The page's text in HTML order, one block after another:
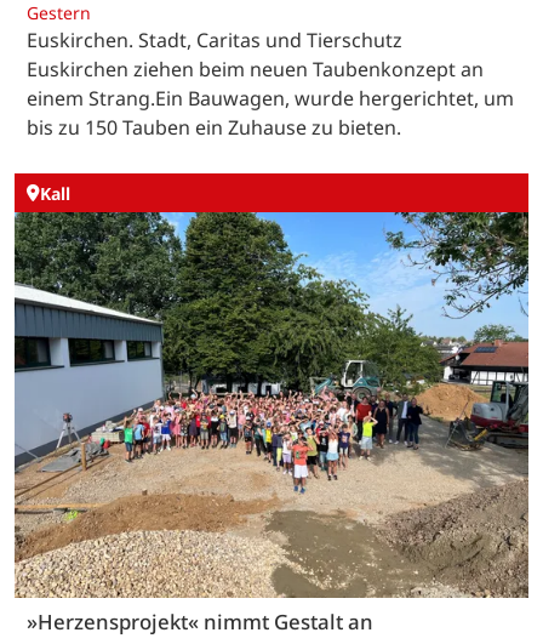
Gestern
Euskirchen. Stadt, Caritas und Tierschutz
Euskirchen ziehen beim neuen Taubenkonzept an
einem Strang.Ein Bauwagen, wurde hergerichtet, um
bis zu 150 Tauben ein Zuhause zu bieten.
Kall
»Herzensprojekt« nimmt Gestalt an